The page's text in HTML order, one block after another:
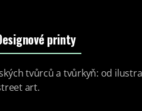
printy
tvůrců a tvůrkyň: od
art.